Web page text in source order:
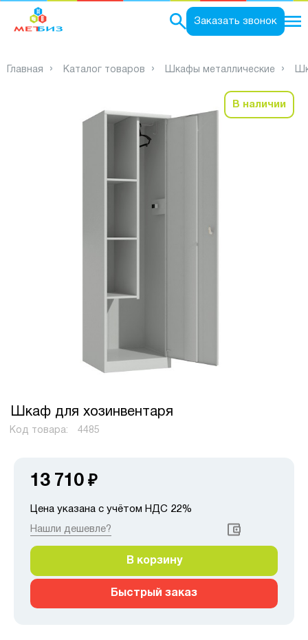
Заказать звонок
Главная Каталог товаров Шкафы металлические
В наличии
Шкаф для хозинвентаря
Код товара: 4485
13 710 ₽
Цена указана с учётом НДС 22%
Нашли дешевле?
В корзину
Быстрый заказ